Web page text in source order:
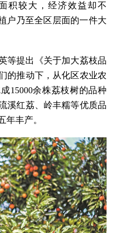
积较大，经济效益却不
户乃至全区层面的一件大
等提出《关于加大荔枝品
的推动下，从化区农业农
15000余株荔枝树的品种
溪红荔、岭丰糯等优质品
年丰产。